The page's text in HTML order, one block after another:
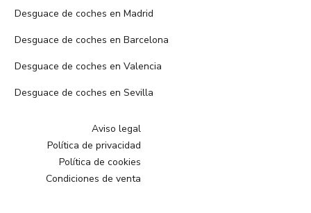
Desguace de coches en Madrid
Desguace de coches en Barcelona
Desguace de coches en Valencia
Desguace de coches en Sevilla
Aviso legal
Política de privacidad
Política de cookies
Condiciones de venta